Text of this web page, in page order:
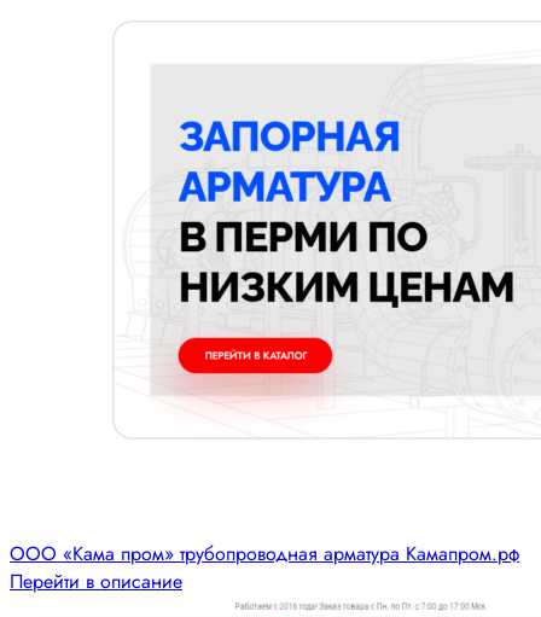
ООО «Кама пром» трубопроводная арматура Камапром.рф
Перейти в описание